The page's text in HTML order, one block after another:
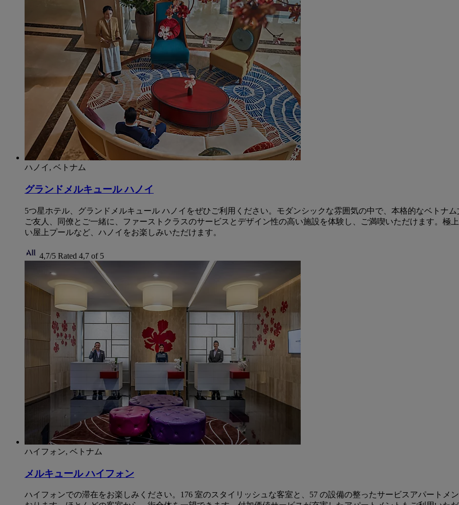
ハノイ, ベトナム
グランドメルキュール ハノイ
5つ星ホテル、グランドメルキュール ハノイをぜひご利用ください。モダンシックな雰囲気の中で、本格的なベトナ
ご友人、同僚とご一緒に、ファーストクラスのサービスとデザイン性の高い施設を体験し、ご満喫いただけます。極
い屋上プールなど、ハノイをお楽しみいただけます。
4,7/5 Rated 4,7 of 5
ハイフォン, ベトナム
メルキュール ハイフォン
ハイフォンでの滞在をお楽しみください。176 室のスタイリッシュな客室と、57 の設備の整ったサービスアパートメ